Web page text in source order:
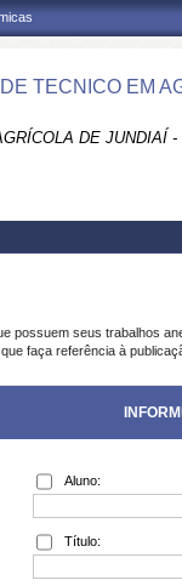
TECNICO EM
DE JUNDIAÍ -
possuem seus trabalhos
faça referência à
Aluno:
Título: